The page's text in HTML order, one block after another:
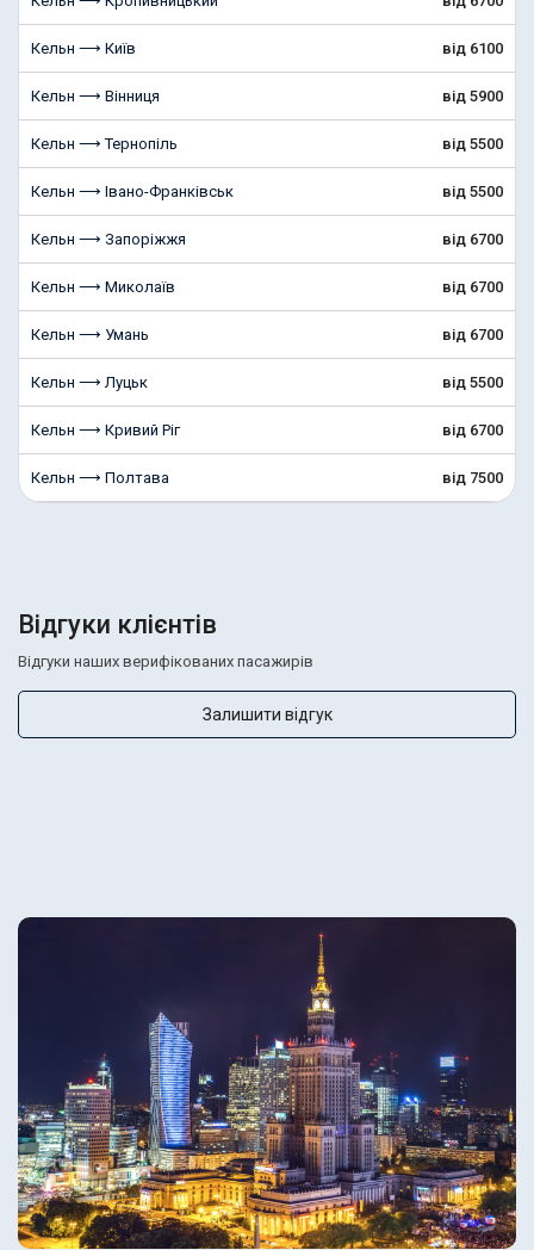
Кельн ⟶ Київ від 6100
Кельн ⟶ Вінниця від 5900
Кельн ⟶ Тернопіль від 5500
Кельн ⟶ Івано-Франківськ від 5500
Кельн ⟶ Запоріжжя від 6700
Кельн ⟶ Миколаїв від 6700
Кельн ⟶ Умань від 6700
Кельн ⟶ Луцьк від 5500
Кельн ⟶ Кривий Ріг від 6700
Кельн ⟶ Полтава від 7500
Відгуки клієнтів
Відгуки наших верифікованих пасажирів
Залишити відгук